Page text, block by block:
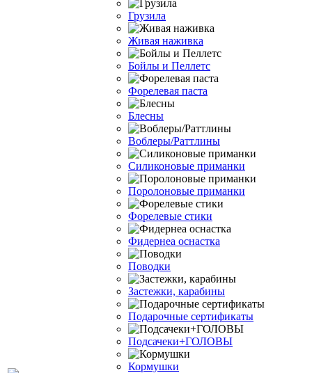
Грузила
Живая наживка
Бойлы и Пеллетс
Форелевая паста
Блесны
Воблеры/Раттлины
Силиконовые приманки
Поролоновые приманки
Форелевые стики
Фидернеа оснастка
Поводки
Застежки, карабины
Подарочные сертификаты
Подсачеки+ГОЛОВЫ
Кормушки